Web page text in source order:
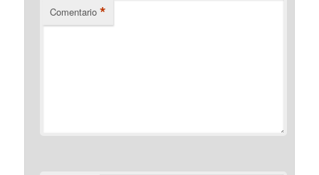
Comentario *